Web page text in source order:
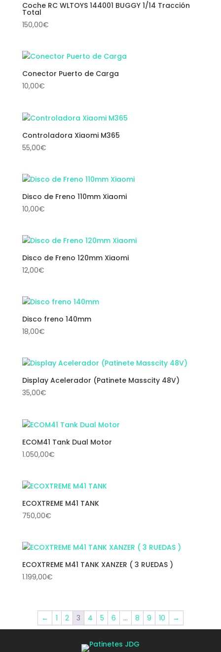
Coche RC WLTOYS 144001 BUGGY 1/14 Tracción
Total
150,00€
Conector Puerto de Carga
10,00€
Controladora Xiaomi M365
55,00€
Disco de Freno 110mm Xiaomi
10,00€
Disco de Freno 120mm Xiaomi
12,00€
Disco freno 140mm
18,00€
Display Acelerador (Patinete Masscity 48V)
35,00€
ECOM41 Tank Dual Motor
1.050,00€
ECOXTREME M41 TANK
750,00€
ECOXTREME M41 TANK XANZER ( 3 RUEDAS )
1.199,00€
← 1 2 3 4 5 6 … 8 9 10 →